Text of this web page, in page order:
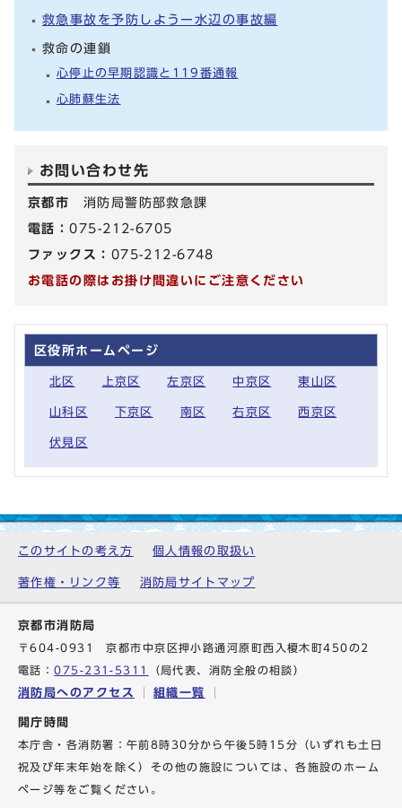
救急事故を予防しようー水辺の事故編
救命の連鎖
心停止の早期認識と119番通報
心肺蘇生法
お問い合わせ先
京都市 消防局警防部救急課
電話：075-212-6705
ファックス： 075-212-6748
お電話の際はお掛け間違いにご注意ください
区役所ホームページ
北区 上京区 左京区 中京区 東山区
山科区 下京区 南区 右京区 西京区
伏見区
このサイトの考え方 個人情報の取扱い
著作権・リンク等 消防局サイトマップ
京都市消防局
〒604-0931 京都市中京区押小路通河原町西入榎木町450の2
電話：075-231-5311 （局代表、消防全般の相談）
消防局へのアクセス 組織一覧
開庁時間
本庁舎・各消防署：午前8時30分から午後5時15分（いずれも土日
祝及び年末年始を除く）その他の施設については、各施設のホーム
ページ等をご覧ください。